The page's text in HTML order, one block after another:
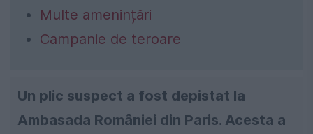
Multe amenințări
Campanie de teroare
Un plic suspect a fost depistat la
Ambasada României din Paris. Acesta a